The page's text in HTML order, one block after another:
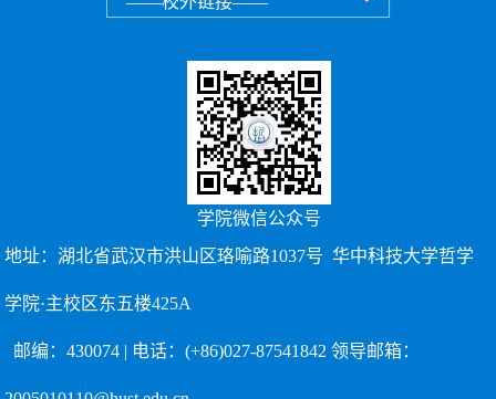
学院微信公众号
地址：湖北省武汉市洪山区珞喻路1037号 华中科技大学哲学
学院·主校区东五楼425A
邮编：430074 | 电话：(+86)027-87541842 领导邮箱：